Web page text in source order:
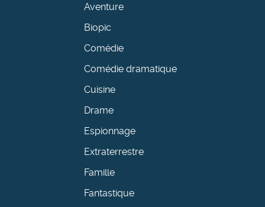
Aventure
Biopic
Comédie
Comédie dramatique
Cuisine
Drame
Espionnage
Extraterrestre
Famille
Fantastique